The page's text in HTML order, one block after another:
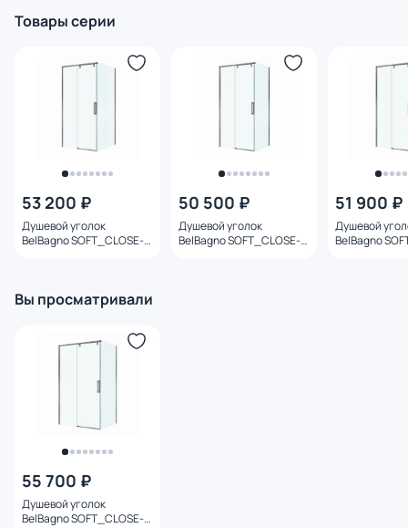
Товары серии
53 200 ₽
Душевой уголок
BelBagno SOFT_CLOSE-1-
50 500 ₽
Душевой уголок
BelBagno SOFT_CLOSE-1-
51 900 ₽
Душевой
BelBagno
Вы просматривали
55 700 ₽
Душевой уголок
BelBagno SOFT_CLOSE-1-